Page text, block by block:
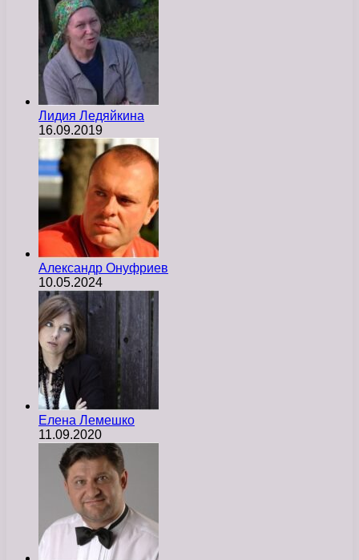
Лидия Ледяйкина
16.09.2019
Александр Онуфриев
10.05.2024
Елена Лемешко
11.09.2020